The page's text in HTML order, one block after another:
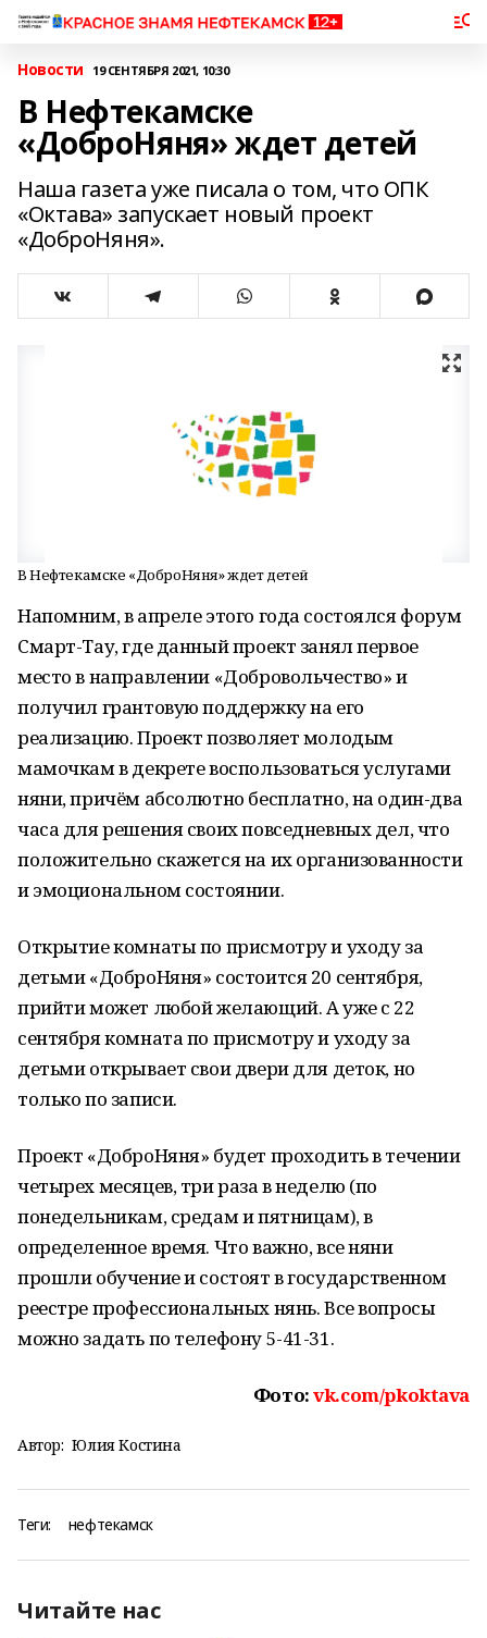
Новости 19 СЕНТЯБРЯ 2021, 10:30
В Нефтекамске
«ДоброНяня» ждет детей
Наша газета уже писала о том, что ОПК
«Октава» запускает новый проект
«ДоброНяня».
В Нефтекамске «ДоброНяня» ждет детей
Напомним, в апреле этого года состоялся форум
Смарт-Тау, где данный проект занял первое
место в направлении «Добровольчество» и
получил грантовую поддержку на его
реализацию. Проект позволяет молодым
мамочкам в декрете воспользоваться услугами
няни, причём абсолютно бесплатно, на один-два
часа для решения своих повседневных дел, что
положительно скажется на их организованности
и эмоциональном состоянии.
Открытие комнаты по присмотру и уходу за
детьми «ДоброНяня» состоится 20 сентября,
прийти может любой желающий. А уже с 22
сентября комната по присмотру и уходу за
детьми открывает свои двери для деток, но
только по записи.
Проект «ДоброНяня» будет проходить в течении
четырех месяцев, три раза в неделю (по
понедельникам, средам и пятницам), в
определенное время. Что важно, все няни
прошли обучение и состоят в государственном
реестре профессиональных нянь. Все вопросы
можно задать по телефону 5-41-31.
Фото:vk.com/pkoktava
Автор: Юлия Костина
Теги: нефтекамск
Читайте нас